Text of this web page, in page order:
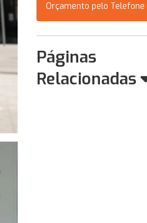
Orçamento pelo Telefone
Páginas
Relacionadas